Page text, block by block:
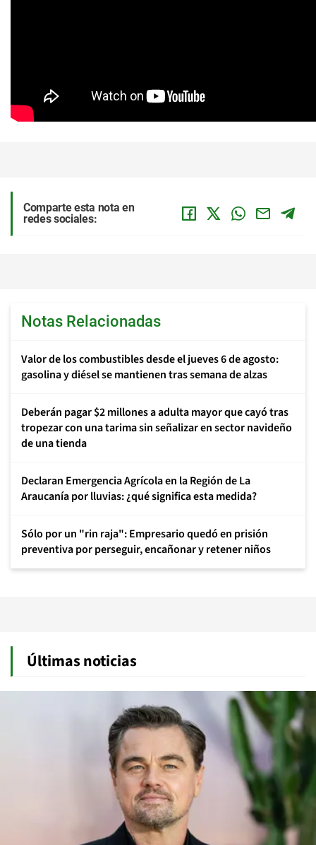
Comparte esta nota en
redes sociales:
Notas Relacionadas
Valor de los combustibles desde el jueves 6 de agosto:
gasolina y diésel se mantienen tras semana de alzas
Deberán pagar $2 millones a adulta mayor que cayó tras
tropezar con una tarima sin señalizar en sector navideño
de una tienda
Declaran Emergencia Agrícola en la Región de La
Araucanía por lluvias: ¿qué significa esta medida?
Sólo por un "rin raja": Empresario quedó en prisión
preventiva por perseguir, encañonar y retener niños
Últimas noticias